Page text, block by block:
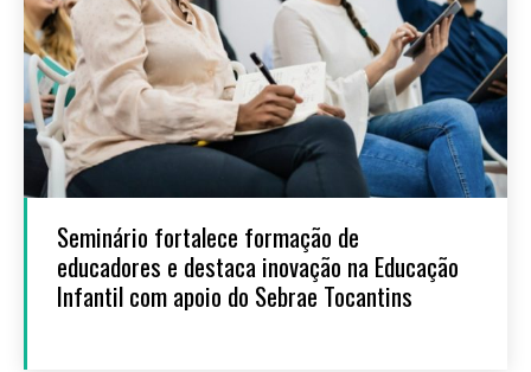
Seminário fortalece formação de
educadores e destaca inovação na Educação
Infantil com apoio do Sebrae Tocantins